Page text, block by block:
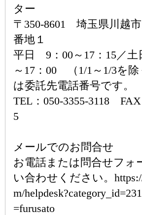
ター
〒350-8601 埼玉県川越
番地１
平日 9：00～17：15／
～17：00 （1/1～1/3を
は委託先電話番号です。
TEL：050-3355-3118 FAX
5
メールでのお問合せ
お電話または問合せフォ
い合わせください。
m/
=furusato